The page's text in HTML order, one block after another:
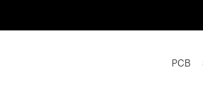
PCB